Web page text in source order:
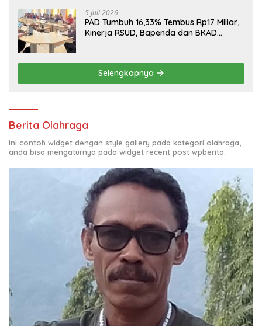
5 Juli 2026
PAD Tumbuh 16,33% Tembus Rp17 Miliar,
Kinerja RSUD, Bapenda dan BKAD
Selengkapnya
Berita Olahraga
Ini contoh widget dengan style gallery pada kategori olahraga,
anda bisa mengaturnya pada widget recent post wpberita.